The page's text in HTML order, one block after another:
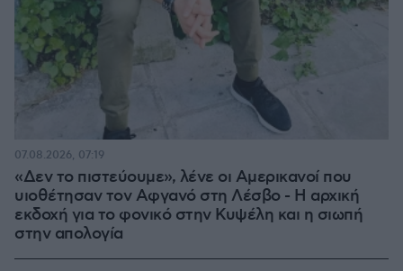
«Δεν το πιστεύουμε», λένε οι Αμερικανοί που
υιοθέτησαν τον Αφγανό στη Λέσβο - Η αρχική
εκδοχή για το φονικό στην Κυψέλη και η σιωπή
στην απολογία
07.08.2026, 07:19